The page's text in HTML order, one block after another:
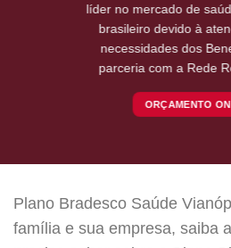
líder no mercado de
brasileiro devido à
necessidades dos
parceria com a Rede
ORÇAMENTO
Plano Bradesco Saúde
família e sua empresa, saiba